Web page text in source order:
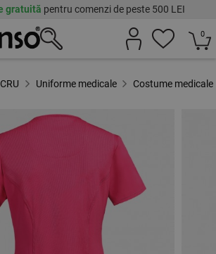
gratuită pentru comenzi de peste 500 LEI
0
Uniforme medicale Costume medicale